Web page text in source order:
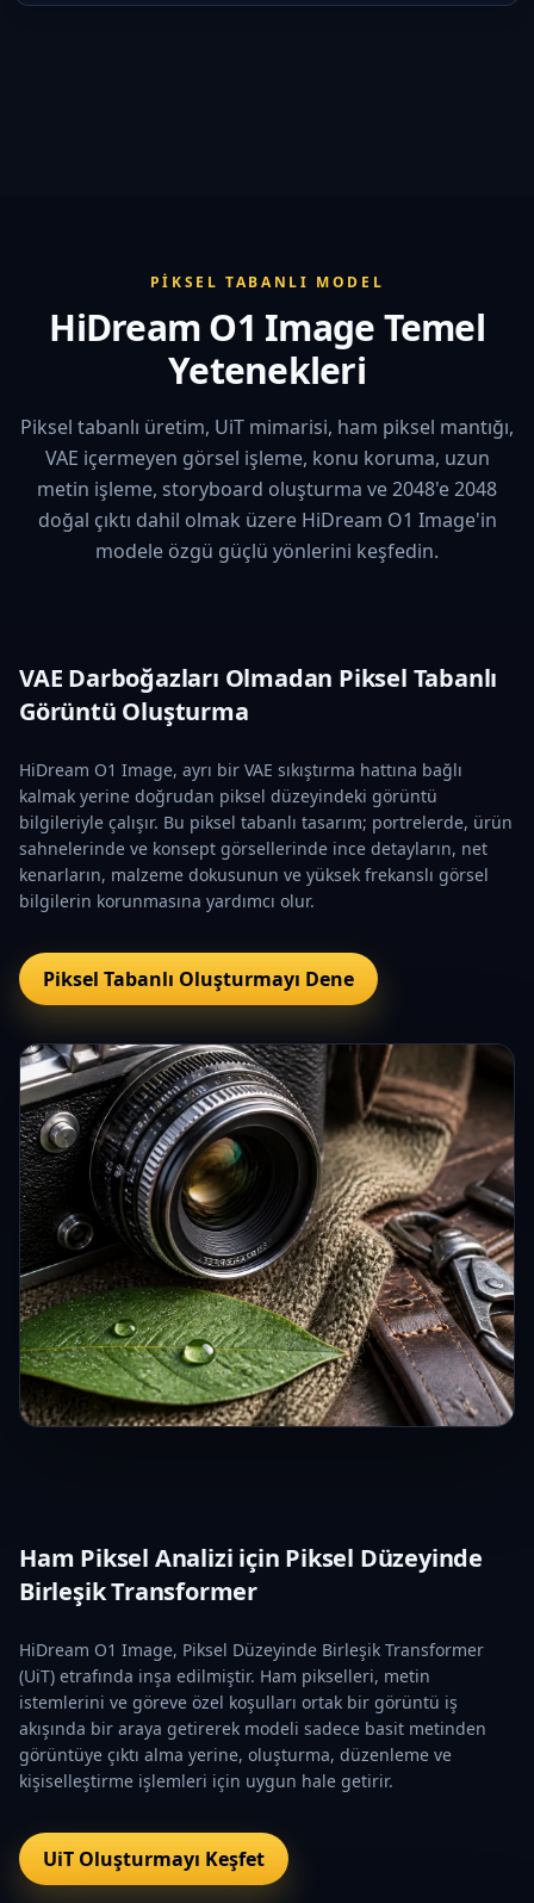
PIKSEL TABANLI MODEL
HiDream O1 Image Temel
Yetenekleri
Piksel tabanlı üretim, UiT mimarisi, ham piksel mantığı,
VAE içermeyen görsel işleme, konu koruma, uzun
metin işleme, storyboard oluşturma ve 2048'e 2048
doğal çıktı dahil olmak üzere HiDream O1 Image'in
modele özgü güçlü yönlerini keşfedin.
VAE Darboğazları Olmadan Piksel Tabanlı
Görüntü Oluşturma
HiDream O1 Image, ayrı bir VAE sıkıştırma hattına bağlı
kalmak yerine doğrudan piksel düzeyindeki görüntü
bilgileriyle çalışır. Bu piksel tabanlı tasarım; portrelerde, ürün
sahnelerinde ve konsept görsellerinde ince detayların, net
kenarların, malzeme dokusunun ve yüksek frekanslı görsel
bilgilerin korunmasına yardımcı olur.
Piksel Tabanlı Oluşturmayı Dene
Ham Piksel Analizi için Piksel Düzeyinde
Birleşik Transformer
HiDream O1 Image, Piksel Düzeyinde Birleşik Transformer
(UiT) etrafında inşa edilmiştir. Ham pikselleri, metin
istemlerini ve göreve özel koşulları ortak bir görüntü iş
akışında bir araya getirerek modeli sadece basit metinden
görüntüye çıktı alma yerine, oluşturma, düzenleme ve
kişiselleştirme işlemleri için uygun hale getirir.
UiT Oluşturmayı Keşfet